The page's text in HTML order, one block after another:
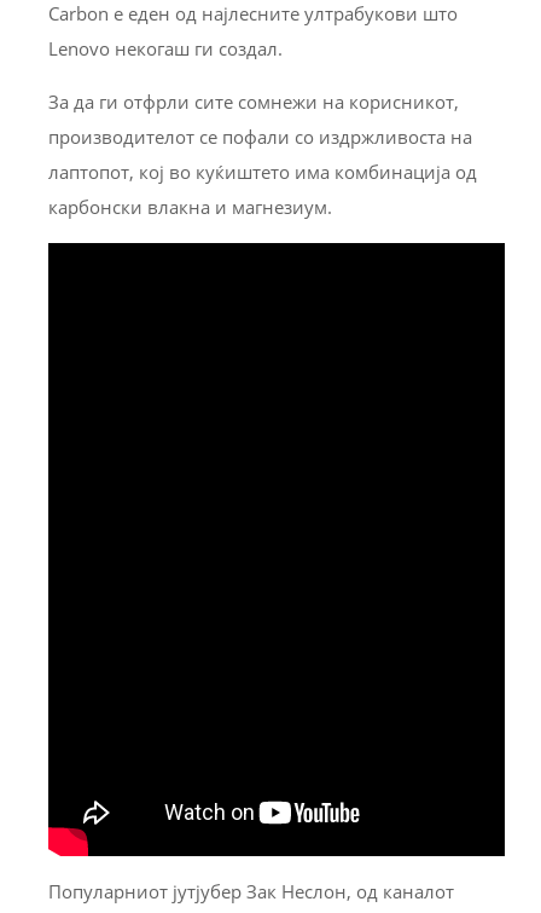
Carbon е еден од најлесните ултрабукови што
Lenovo некогаш ги создал.
За да ги отфрли сите сомнежи на корисникот,
производителот се пофали со издржливоста на
лаптопот, кој во куќиштето има комбинација од
карбонски влакна и магнезиум.
Популарниот јутјубер Зак Неслон, од каналот